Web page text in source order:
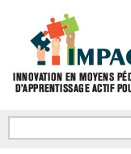
FORMULAIRE DE